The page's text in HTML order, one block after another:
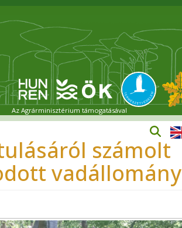
Az Agrárminisztérium támogatásával
számolt
vadállomány